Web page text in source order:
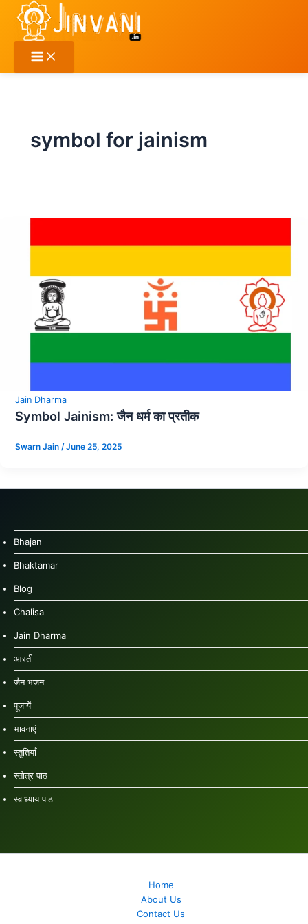
content
symbol for jainism
Jain Dharma
Symbol Jainism: जैन धर्म का प्रतीक
Swarn Jain /June 25, 2025
Bhajan
Bhaktamar
Blog
Chalisa
Jain Dharma
आरती
जैन भजन
पूजायें
भावनाएं
स्तुतियाँ
स्तोत्र पाठ
स्वाध्याय पाठ
Home
About Us
Contact Us